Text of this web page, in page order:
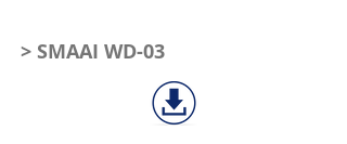
> SMAAI WD-03